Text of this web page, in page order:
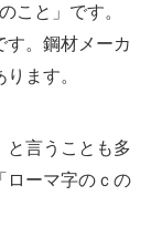
こと」です。
す。鋼材メーカ
ます。
と言うことも多
ローマ字のｃの